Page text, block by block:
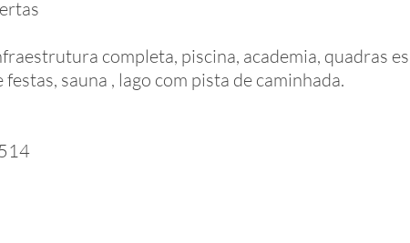
completa, piscina, academia, quadras
sauna , lago com pista de caminhada.